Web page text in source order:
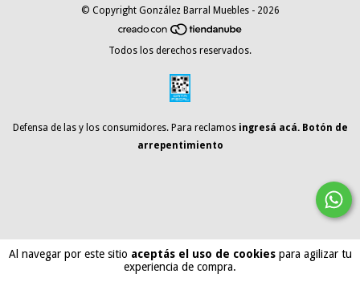
Al navegar por este sitio aceptás el uso de cookiespara agilizar tu
experiencia de compra.
© Copyright González Barral Muebles - 2026
Todos los derechos reservados.
Defensa de las y los consumidores. Para reclamos ingresá acá. Botón de
arrepentimiento